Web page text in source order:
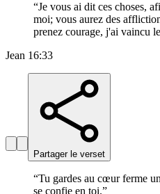
“Je vous ai dit ces choses,
moi; vous aurez des
prenez courage, j'ai vaincu
Jean 16:33
Partager le verset
“Tu gardes au cœur ferme
se confie en toi.”